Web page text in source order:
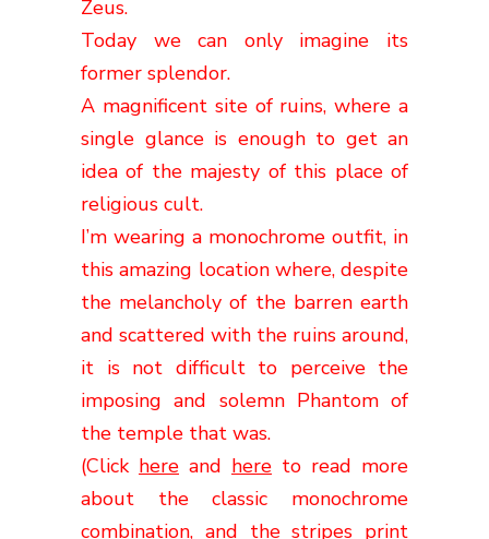
Zeus.
Today we can only imagine its
former splendor.
A magnificent site of ruins, where a
single glance is enoughto get an
idea of the majesty of this place of
religious cult.
I’m wearing a monochrome outfit, in
this amazing location where, despite
the melancholy of the barren earth
and scattered with the ruins around,
it is not difficult to perceivethe
imposing and solemn Phantom of
the temple that was.
(Click here and here to read more
about the classic monochrome
combination, and the stripes print